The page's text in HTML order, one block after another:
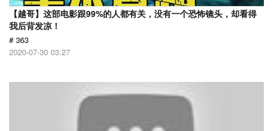
【越哥】这部电影跟99%的人都有关，没有一个恐怖镜头，却看得
我后背发凉！
# 363
2020-07-30 03:27